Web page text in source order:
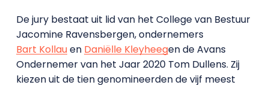
De jury bestaat uit lid van het College van Bestuur
Jacomine Ravensbergen, ondernemers
Bart Kollauen Daniëlle Kleyheegen de Avans
Ondernemer van het Jaar 2020 Tom Dullens. Zij
kiezen uit de tien genomineerden de vijf meest